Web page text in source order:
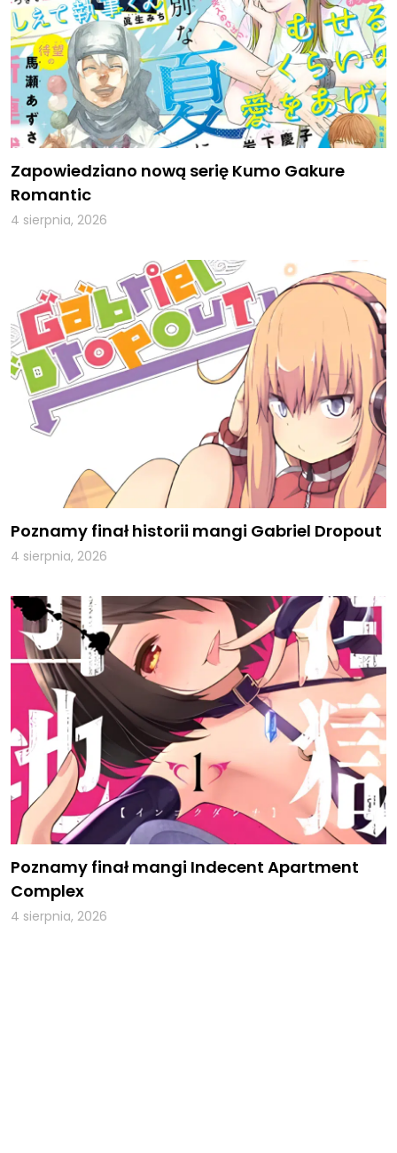
Zapowiedziano nową serię Kumo Gakure
Romantic
4 sierpnia, 2026
Poznamy finał historii mangi Gabriel Dropout
4 sierpnia, 2026
Poznamy finał mangi Indecent Apartment
Complex
4 sierpnia, 2026